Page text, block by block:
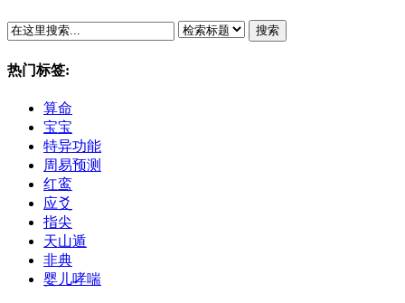
搜索
热门标签:
算命
宝宝
特异功能
周易预测
红鸾
应爻
指尖
天山遁
非典
婴儿哮喘